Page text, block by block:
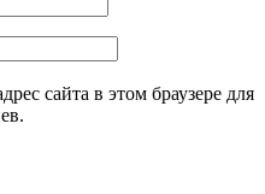
сайта в этом браузере для